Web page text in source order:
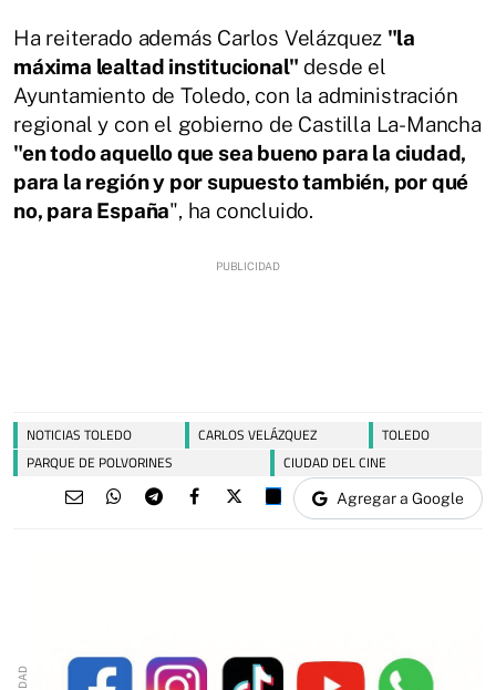
Ha reiterado además Carlos Velázquez "la
máxima lealtad institucional" desde el
Ayuntamiento de Toledo, con la administración
regional y con el gobierno de Castilla La-Mancha
"en todo aquello que sea bueno para la ciudad,
para la región y por supuesto también, por qué
no, para España", ha concluido.
NOTICIAS TOLEDO CARLOS VELÁZQUEZ
TOLEDO
PARQUE DE POLVORINES
CIUDAD DEL CINE
Agregar a Google